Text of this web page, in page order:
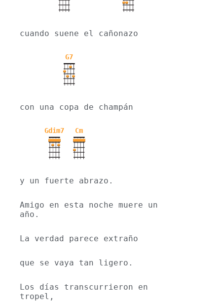
cuando suene el cañonazo
G7
con una copa de champán
Gdim7 Cm
y un fuerte abrazo.
Amigo en esta noche muere un
año.
La verdad parece extraño
que se vaya tan ligero.
Los días transcurrieron en
tropel,